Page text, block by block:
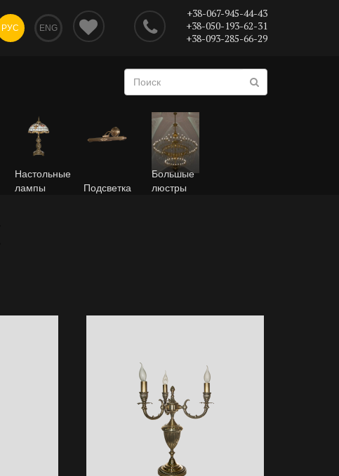
РУС ENG
+38-067-945-44-43
+38-050-193-62-31
+38-093-285-66-29
Настольные
лампы
Подсветка
Большые
люстры